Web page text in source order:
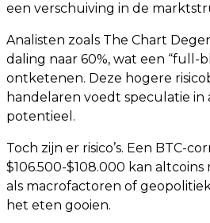
een verschuiving in de
Analisten zoals The Chart
daling naar 60%, wat een “full-
ontketenen. Deze hogere
handelaren voedt speculatie in
potentieel.
Toch zijn er risico’s. Een BTC-
$106.500-$108.000 kan altcoins
als macrofactoren of
het eten gooien.